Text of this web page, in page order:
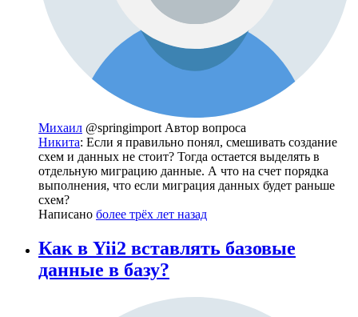
Михаил @springimportАвтор вопроса
Никита: Если я правильно понял, смешивать создание
схем и данных не стоит? Тогда остается выделять в
отдельную миграцию данные. А что на счет порядка
выполнения, что если миграция данных будет раньше
схем?
Написано более трёх лет назад
Как в Yii2 вставлять базовые
данные в базу?